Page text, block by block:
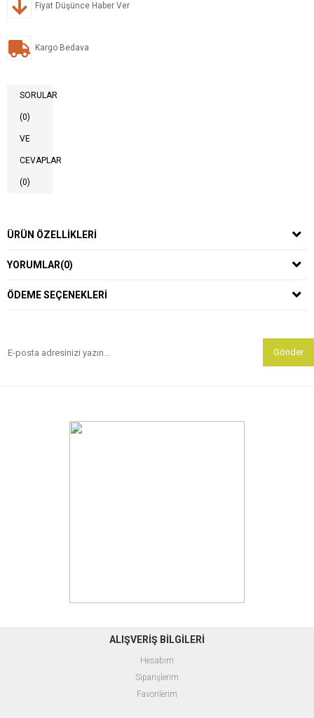
Fiyat Düşünce Haber Ver
Kargo Bedava
SORULAR
(0)
VE
CEVAPLAR
(0)
ÜRÜN ÖZELLIKLERI
YORUMLAR(0)
ÖDEME SEÇENEKLERI
Gönder
ALIŞVERİŞ BİLGİLERİ
Hesabım
Siparişlerim
Favorilerim